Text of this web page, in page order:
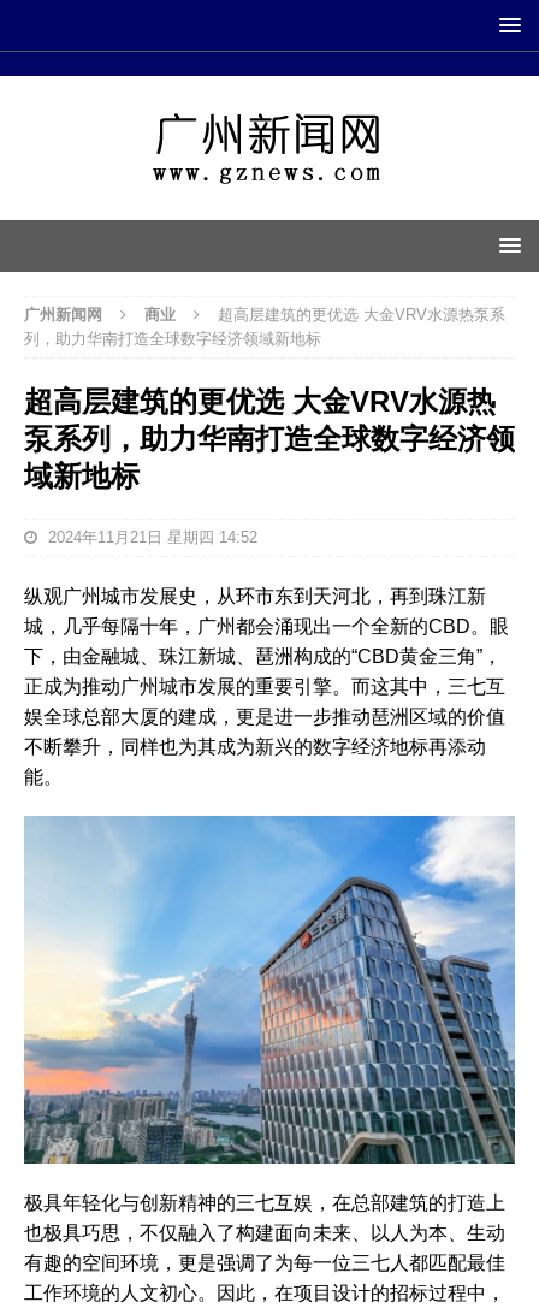
广州新闻网 商业
超高层建筑的更优选 大金VRV水源热泵系
列，助力华南打造全球数字经济领域新地标
超高层建筑的更优选 大金VRV水源热
泵系列，助力华南打造全球数字经济领
域新地标
2024年11月21日 星期四 14:52
纵观广州城市发展史，从环市东到天河北，再到珠江新
城，几乎每隔十年，广州都会涌现出一个全新的CBD。眼
下，由金融城、珠江新城、琶洲构成的“CBD黄金三角”，
正成为推动广州城市发展的重要引擎。而这其中，三七互
娱全球总部大厦的建成，更是进一步推动琶洲区域的价值
不断攀升，同样也为其成为新兴的数字经济地标再添动
能。
极具年轻化与创新精神的三七互娱，在总部建筑的打造上
也极具巧思，不仅融入了构建面向未来、以人为本、生动
有趣的空间环境，更是强调了为每一位三七人都匹配最佳
工作环境的人文初心。因此，在项目设计的招标过程中，